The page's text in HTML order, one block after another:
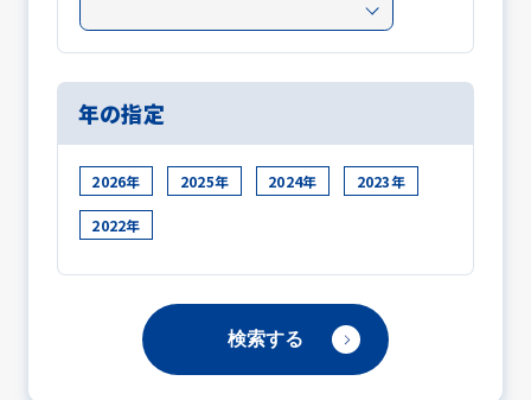
年の指定
2026年 2025年 2024年 2023年
2022年